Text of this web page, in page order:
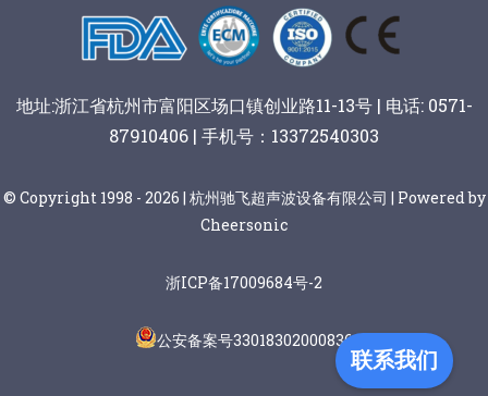
地址:浙江省杭州市富阳区场口镇创业路11-13号 | 电话: 0571-
87910406 | 手机号：13372540303
© Copyright 1998 - 2026 | 杭州驰飞超声波设备有限公司 | Powered by
Cheersonic
浙ICP备17009684号-2
公安备案号33018302000836
联系我们